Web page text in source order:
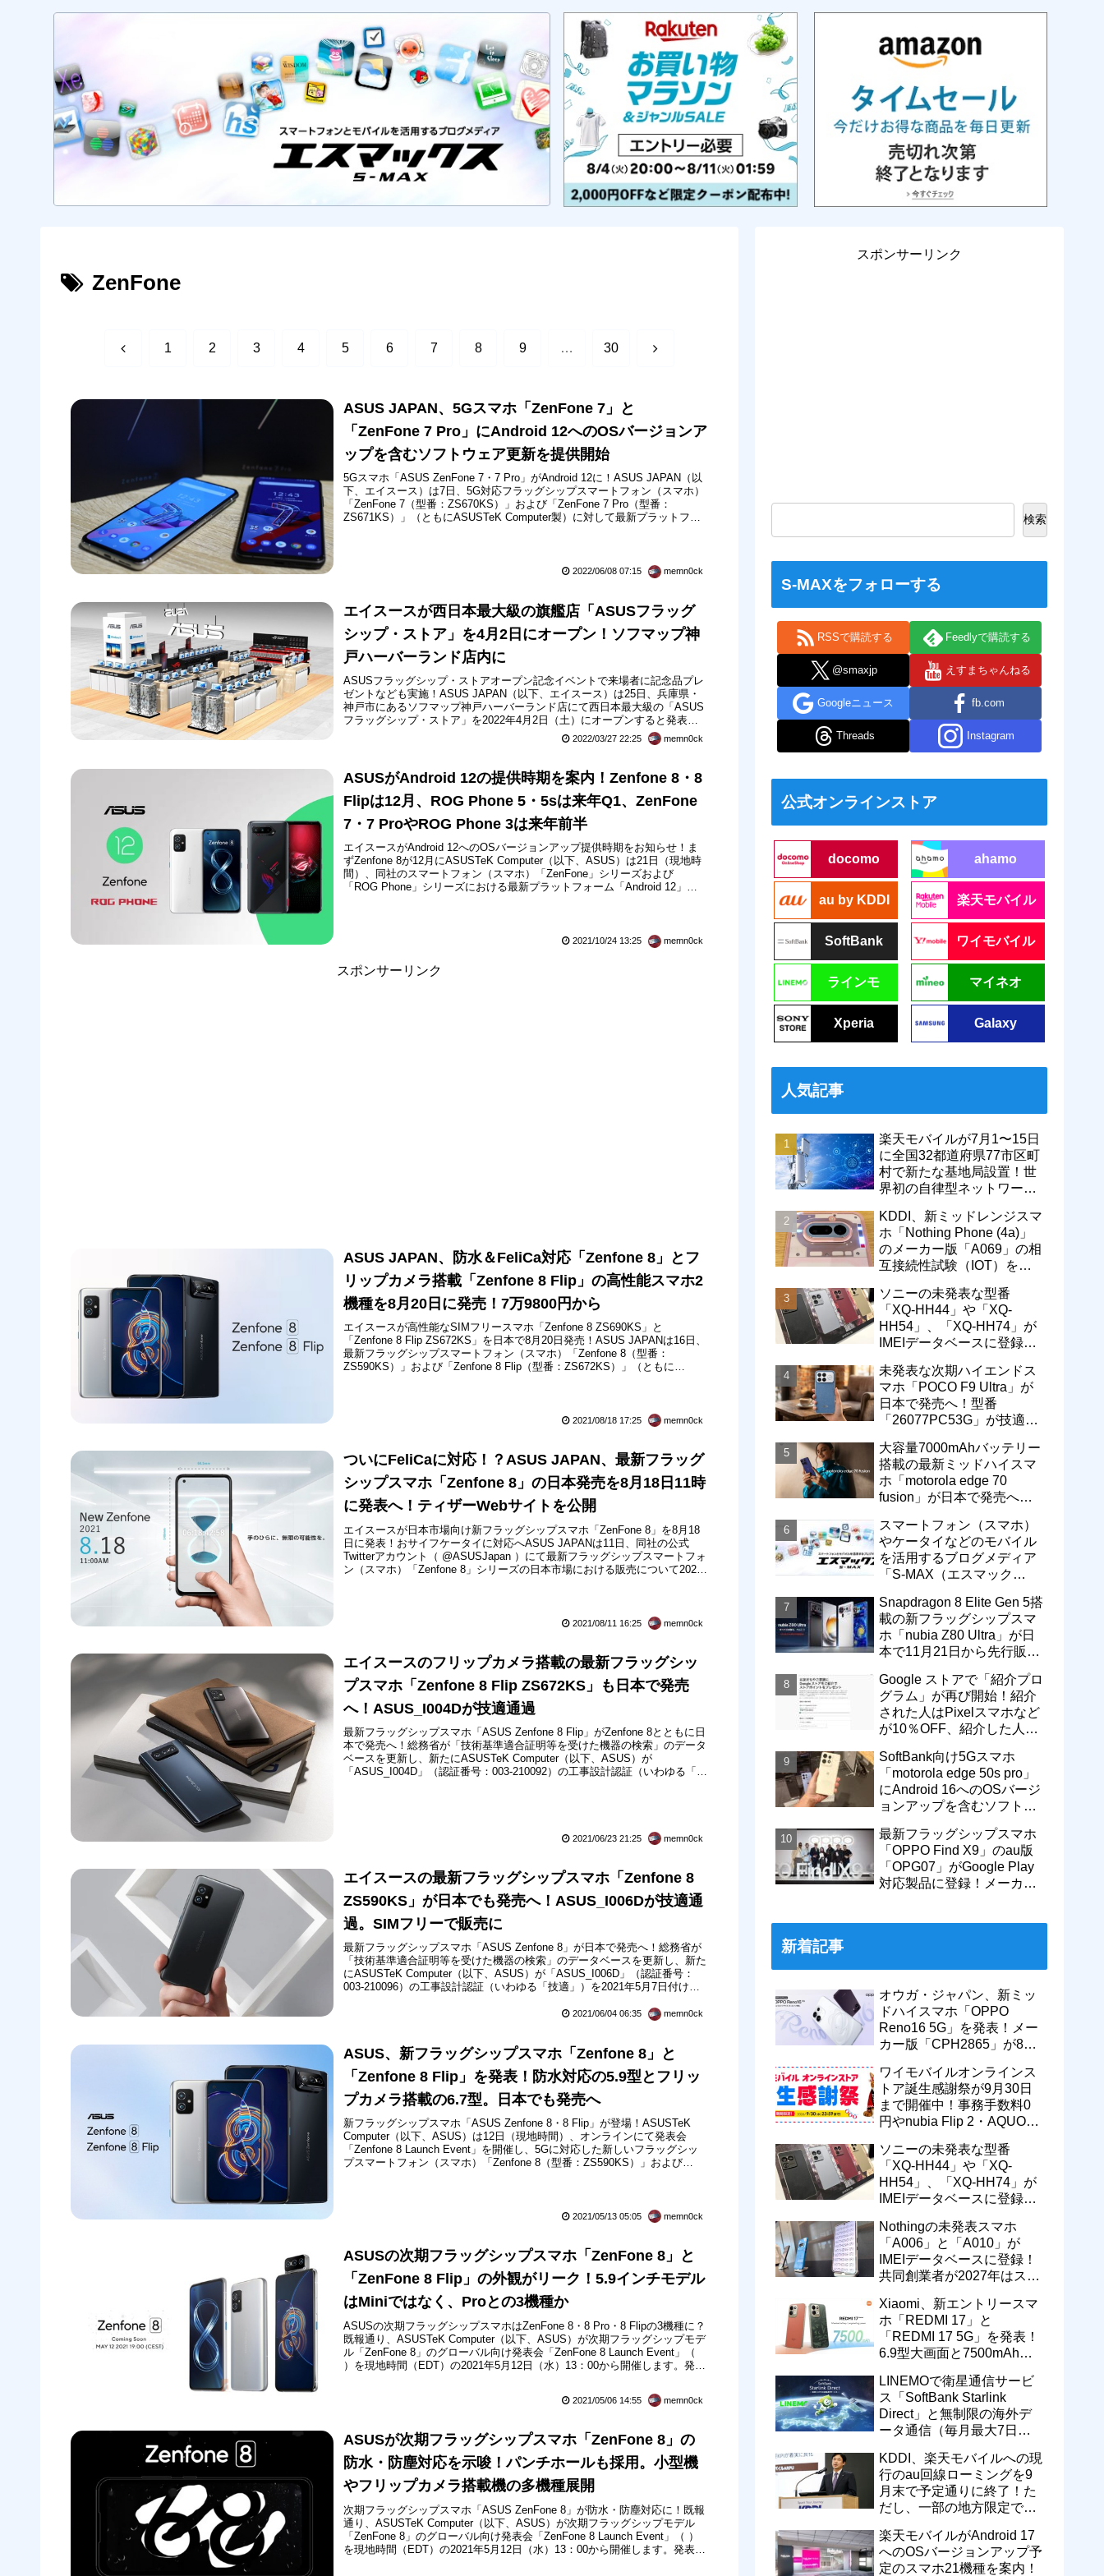
ZenFone
前 1 2 3 4 5 6 7 8 9 … 30 次
ASUS JAPAN、5Gスマホ「ZenFone 7」と
「ZenFone 7 Pro」にAndroid 12へのOSバージョンア
ップを含むソフトウェア更新を提供開始
5Gスマホ「ASUS ZenFone 7・7 Pro」がAndroid 12に！ASUS JAPAN（以
下、エイスース）は7日、5G対応フラッグシップスマートフォン（スマホ）
「ZenFone 7（型番：ZS670KS）」および「ZenFone 7 Pro（型番：
ZS671KS）」（ともにASUSTeK Computer製）に対して最新プラットフォ
2022/06/08 07:15 memn0ck
エイスースが西日本最大級の旗艦店「ASUSフラッグ
シップ・ストア」を4月2日にオープン！ソフマップ神
戸ハーバーランド店内に
ASUSフラッグシップ・ストアオープン記念イベントで来場者に記念品プレ
ゼントなども実施！ASUS JAPAN（以下、エイスース）は25日、兵庫県・
神戸市にあるソフマップ神戸ハーバーランド店にて西日本最大級の「ASUS
フラッグシップ・ストア」を2022年4月2日（土）にオープンすると発表し
ています。店内では同社が販売する製品を実際に体験でき、専属スタッフも
常駐しているため、製品選びの相談もできるということです。またオープン
2022/03/27 22:25 memn0ck
ASUSがAndroid 12の提供時期を案内！Zenfone 8・8
Flipは12月、ROG Phone 5・5sは来年Q1、ZenFone
7・7 ProやROG Phone 3は来年前半
エイスースがAndroid 12へのOSバージョンアップ提供時期をお知らせ！ま
ずZenfone 8が12月にASUSTeK Computer（以下、ASUS）は21日（現地時
間）、同社のスマートフォン（スマホ）「ZenFone」シリーズおよび
「ROG Phone」シリーズにおける最新プラットフォーム「Android 12」へ
2021/10/24 13:25 memn0ck
スポンサーリンク
ASUS JAPAN、防水＆FeliCa対応「Zenfone 8」とフ
リップカメラ搭載「Zenfone 8 Flip」の高性能スマホ2
機種を8月20日に発売！7万9800円から
エイスースが高性能なSIMフリースマホ「Zenfone 8 ZS690KS」と
「Zenfone 8 Flip ZS672KS」を日本で8月20日発売！ASUS JAPANは16日、
最新フラッグシップスマートフォン（スマホ）「Zenfone 8（型番：
ZS590KS）」および「Zenfone 8 Flip（型番：ZS672KS）」（ともに
2021/08/18 17:25 memn0ck
ついにFeliCaに対応！？ASUS JAPAN、最新フラッグ
シップスマホ「Zenfone 8」の日本発売を8月18日11時
に発表へ！ティザーWebサイトを公開
エイスースが日本市場向け新フラッグシップスマホ「ZenFone 8」を8月18
日に発表！おサイフケータイに対応へASUS JAPANは11日、同社の公式
Twitterアカウント（ @ASUSJapan ）にて最新フラッグシップスマートフォ
ン（スマホ）「Zenfone 8」シリーズの日本市場における販売について2021
2021/08/11 16:25 memn0ck
エイスースのフリップカメラ搭載の最新フラッグシッ
プスマホ「Zenfone 8 Flip ZS672KS」も日本で発売
へ！ASUS_I004Dが技適通過
最新フラッグシップスマホ「ASUS Zenfone 8 Flip」がZenfone 8とともに日
本で発売へ！総務省が「技術基準適合証明等を受けた機器の検索」のデータ
ベースを更新し、新たにASUSTeK Computer（以下、ASUS）が
「ASUS_I004D」（認証番号：003-210092）の工事設計認証（いわゆる「技
2021/06/23 21:25 memn0ck
エイスースの最新フラッグシップスマホ「Zenfone 8
ZS590KS」が日本でも発売へ！ASUS_I006Dが技適通
過。SIMフリーで販売に
最新フラッグシップスマホ「ASUS Zenfone 8」が日本で発売へ！総務省が
「技術基準適合証明等を受けた機器の検索」のデータベースを更新し、新た
にASUSTeK Computer（以下、ASUS）が「ASUS_I006D」（認証番号：
003-210096）の工事設計認証（いわゆる「技適」）を2021年5月7日付けで
ローバル向けに発表されている最新フラッグシップスマートフォン（スマ
2021/06/04 06:35 memn0ck
ASUS、新フラッグシップスマホ「Zenfone 8」と
「Zenfone 8 Flip」を発表！防水対応の5.9型とフリッ
プカメラ搭載の6.7型。日本でも発売へ
新フラッグシップスマホ「ASUS Zenfone 8・8 Flip」が登場！ASUSTeK
Computer（以下、ASUS）は12日（現地時間）、オンラインにて発表会
「Zenfone 8 Launch Event」を開催し、5Gに対応した新しいフラッグシッ
プスマートフォン（スマホ）「Zenfone 8（型番：ZS590KS）」および
2021/05/13 05:05 memn0ck
ASUSの次期フラッグシップスマホ「ZenFone 8」と
「ZenFone 8 Flip」の外観がリーク！5.9インチモデル
はMiniではなく、Proとの3機種か
ASUSの次期フラッグシップスマホはZenFone 8・8 Pro・8 Flipの3機種に？
既報通り、ASUSTeK Computer（以下、ASUS）が次期フラッグシップモデ
ル「ZenFone 8」のグローバル向け発表会「ZenFone 8 Launch Event」（
）を現地時間（EDT）の2021年5月12日（水）13：00から開催します。発表
2021/05/06 14:55 memn0ck
ASUSが次期フラッグシップスマホ「ZenFone 8」の
防水・防塵対応を示唆！パンチホールも採用。小型機
やフリップカメラ搭載機の多機種展開
次期フラッグシップスマホ「ASUS ZenFone 8」が防水・防塵対応に！既報
通り、ASUSTeK Computer（以下、ASUS）が次期フラッグシップモデル
「ZenFone 8」のグローバル向け発表会「ZenFone 8 Launch Event」（ ）
を現地時間（EDT）の2021年5月12日（水）13：00から開催します。発表会
スポンサーリンク
検索
S-MAXをフォローする
RSSで購読する Feedlyで購読する
@smaxjp えすまちゃんねる
Googleニュース fb.com
Threads Instagram
公式オンラインストア
docomo ahamo
au by KDDI 楽天モバイル
SoftBank ワイモバイル
ラインモ マイネオ
Xperia Galaxy
人気記事
楽天モバイルが7月1〜15日
に全国32都道府県77市区町
村で新たな基地局設置！世
界初の自律型ネットワーク
通信品質も改善
KDDI、新ミッドレンジスマ
ホ「Nothing Phone (4a)」
のメーカー版「A069」の相
互接続性試験（IOT）を完
ソニーの未発表な型番
「XQ-HH44」や「XQ-
HH54」、「XQ-HH74」が
IMEIデータベースに登録！
「Xperia 1 IX」か
未発表な次期ハイエンドス
マホ「POCO F9 Ultra」が
日本で発売へ！型番
「26077PC53G」が技適通
テリー搭載に
大容量7000mAhバッテリー
搭載の最新ミッドハイスマ
ホ「motorola edge 70
fusion」が日本で発売へ！
過
スマートフォン（スマホ）
やケータイなどのモバイル
を活用するブログメディア
「S-MAX（エスマック
Snapdragon 8 Elite Gen 5搭
載の新フラッグシップスマ
ホ「nubia Z80 Ultra」が日
本で11月21日から先行販
Google ストアで「紹介プロ
グラム」が再び開始！紹介
された人はPixelスマホなど
が10％OFF、紹介した人は
ト付与
SoftBank向け5Gスマホ
「motorola edge 50s pro」
にAndroid 16へのOSバージ
ョンアップを含むソフトウ
最新フラッグシップスマホ
「OPPO Find X9」のau版
「OPG07」がGoogle Play
対応製品に登録！メーカー
新着記事
オウガ・ジャパン、新ミッ
ドハイスマホ「OPPO
Reno16 5G」を発表！メー
カー版「CPH2865」が8月
円
ワイモバイルオンラインス
トア誕生感謝祭が9月30日
まで開催中！事務手数料0
円やnubia Flip 2・AQUOS
ルなど
ソニーの未発表な型番
「XQ-HH44」や「XQ-
HH54」、「XQ-HH74」が
IMEIデータベースに登録！
「Xperia 1 IX」か
Nothingの未発表スマホ
「A006」と「A010」が
IMEIデータベースに登録！
共同創業者が2027年はスマ
増させると発言
Xiaomi、新エントリースマ
ホ「REDMI 17」と
「REDMI 17 5G」を発表！
6.9型大画面と7500mAhバ
でも発売予定
LINEMOで衛星通信サービ
ス「SoftBank Starlink
Direct」と無制限の海外デ
ータ通信（毎月最大7日
から利用可能
KDDI、楽天モバイルへの現
行のau回線ローミングを9
月末で予定通りに終了！た
だし、一部の地方限定では
維持に協力へ
楽天モバイルがAndroid 17
へのOSバージョンアップ予
定のスマホ21機種を案内！